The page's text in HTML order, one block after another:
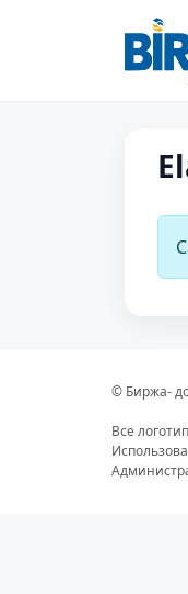
© Биржа-
Все